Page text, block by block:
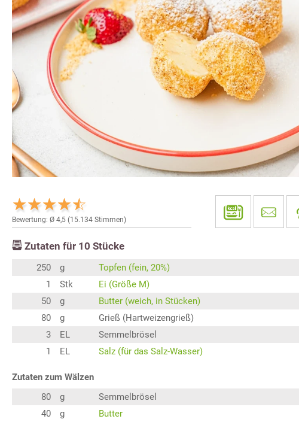
Bewertung: Ø 4,5 (15.134 Stimmen)
Zutaten für 10 Stücke
250 g
Topfen (fein, 20%)
1
Stk
Ei (Größe M)
50
g
Butter (weich, in Stücken)
80
g
Grieß (Hartweizengrieß)
3
EL
Semmelbrösel
1
EL Salz (für das Salz-Wasser)
Zutaten zum Wälzen
80
g
Semmelbrösel
40
g
Butter